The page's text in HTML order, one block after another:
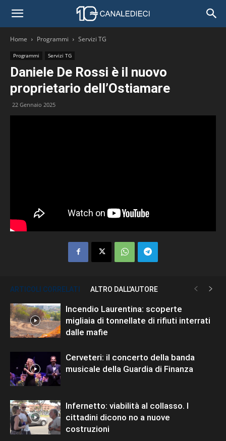
Home Programmi Servizi TG
Programmi Servizi TG
Daniele De Rossi è il nuovo
proprietario dell’Ostiamare
22 Gennaio 2025
ARTICOLI CORRELATI ALTRO DALL'AUTORE
Incendio Laurentina: scoperte
migliaia di tonnellate di rifiuti interrati
dalle mafie
Cerveteri: il concerto della banda
musicale della Guardia di Finanza
Infernetto: viabilità al collasso. I
cittadini dicono no a nuove
costruzioni